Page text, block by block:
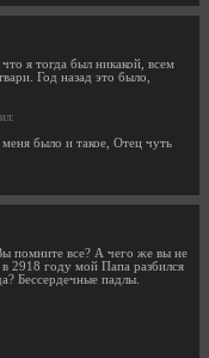
я тогда был никакой, всем
Год назад это было,
было и такое, Отец чуть
помните все? А чего же вы не
в 2918 году мой Папа разбился
Бессердечные падлы.